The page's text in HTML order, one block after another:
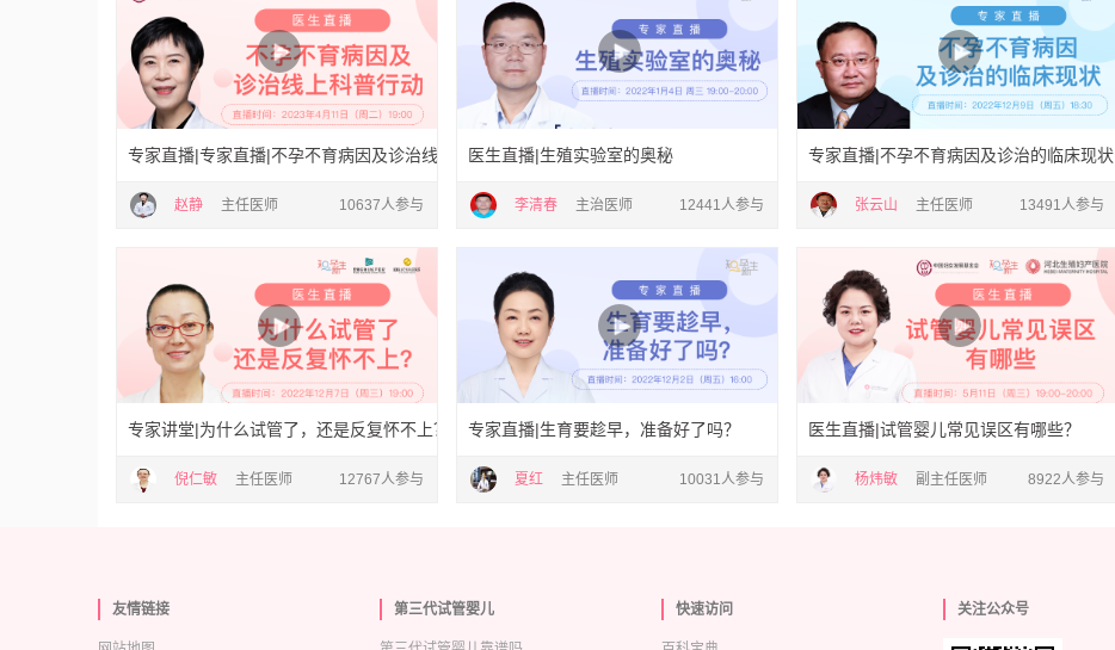
专家直播|专家直播|不孕不育病因及诊治线上科普行动
赵静 主任医师 10637人参与
医生直播|生殖实验室的奥秘
李清春 主治医师 12441人参与
专家直播|不孕不育病因及诊治的临床现状
张云山 主任医师 13491人参与
专家讲堂|为什么试管了，还是反复怀不上？
倪仁敏 主任医师 12767人参与
专家直播|生育要趁早，准备好了吗？
夏红 主任医师 10031人参与
医生直播|试管婴儿常见误区有哪些？
杨炜敏 副主任医师 8922人参与
友情链接 第三代试管婴儿 快速访问 关注公众号